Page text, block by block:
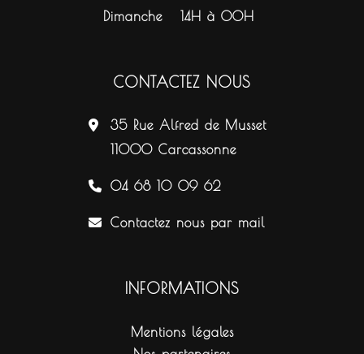
Dimanche
14H à 00H
CONTACTEZ NOUS
35 Rue Alfred de Musset
11000 Carcassonne
04 68 10 09 62
Contactez nous par mail
INFORMATIONS
Mentions légales